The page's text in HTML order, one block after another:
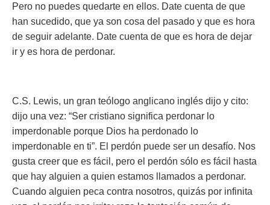
Pero no puedes quedarte en ellos. Date cuenta de que
han sucedido, que ya son cosa del pasado y que es hora
de seguir adelante. Date cuenta de que es hora de dejar
ir y es hora de perdonar.
C.S. Lewis, un gran teólogo anglicano inglés dijo y cito:
dijo una vez: “Ser cristiano significa perdonar lo
imperdonable porque Dios ha perdonado lo
imperdonable en ti”. El perdón puede ser un desafío. Nos
gusta creer que es fácil, pero el perdón sólo es fácil hasta
que hay alguien a quien estamos llamados a perdonar.
Cuando alguien peca contra nosotros, quizás por infinita